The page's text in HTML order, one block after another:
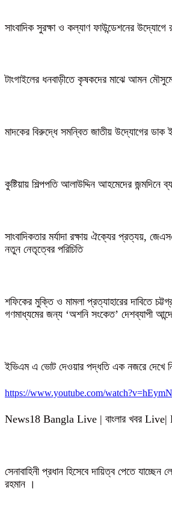
সাংবাদিক সুরক্ষা ও কল্যাণ ফাউন্ডেশনের উদ্যোগে
টাংগাইলের ধনবাড়ীতে কৃষকদের মাঝে আমন
মাদকের বিরুদ্ধে সমন্বিত জাতীয় উদ্যোগের ডাক
কুষ্টিয়ায় শিল্পপতি আলাউদ্দিন আহমেদের জন্মদিনে
সাংবাদিকতার মর্যাদা রক্ষায় ঐক্যের প্রত্যয়,
নতুন নেতৃত্বের পরিচিতি
শফিকের মুক্তি ও মামলা প্রত্যাহারের দাবিতে
গণমাধ্যমের জন্য ‘অশনি সংকেত’ দেশব্যাপী
ইভিএম এ ভোট দেওয়ার পদ্ধতি এক নজরে দেখে
https://www.youtube.com/
News18 Bangla Live | বাংলার খবর
সেনাবাহিনী প্রধান হিসেবে দায়িত্ব পেতে যাচ্ছেন
রহমান ।